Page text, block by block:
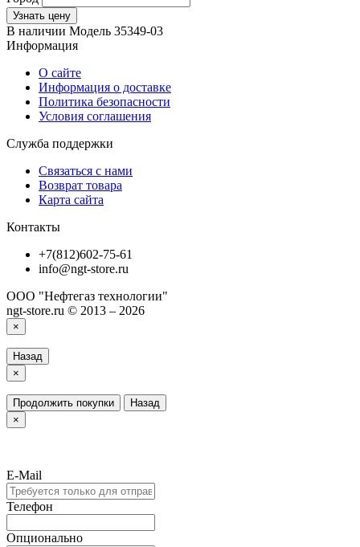
Узнать цену
В наличии Модель 35349-03
Информация
О сайте
Информация о доставке
Политика безопасности
Условия соглашения
Служба поддержки
Связаться с нами
Возврат товара
Карта сайта
Контакты
+7(812)602-75-61
info@ngt-store.ru
ООО "Нефтегаз технологии"
ngt-store.ru © 2013 – 2026
×
Назад
×
Продолжить покупки
Назад
×
E-Mail
Телефон
Опционально